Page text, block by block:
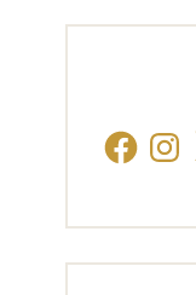
Facebook